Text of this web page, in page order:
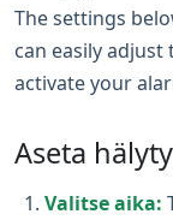
The settings
can easily
activate your
Aseta
Valitse aika: